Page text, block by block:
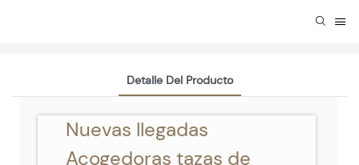
Detalle Del Producto
Nuevas llegadas
Acogedoras tazas de